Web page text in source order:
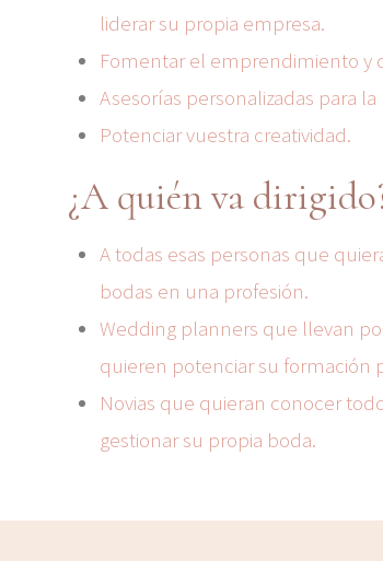
liderar su propia empresa.
Fomentar el emprendimiento y
Asesorías personalizadas para
Potenciar vuestra creatividad.
¿A quién va
A todas esas personas que
bodas en una profesión.
Wedding planners que llevan
quieren potenciar su formación
Novias que quieran conocer
gestionar su propia boda.